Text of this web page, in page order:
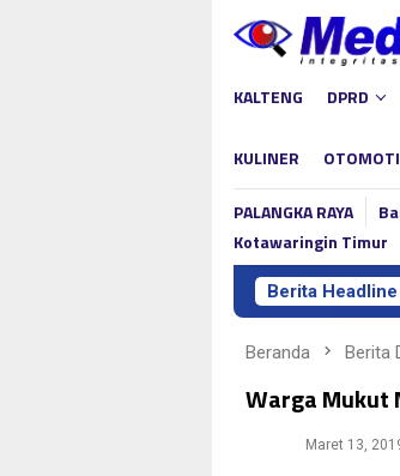
Loncat
KALTENG DPRD
KULINER
PALANGKA RAYA
Kotawaringin Timur
Berita Headline
Beranda Berita
Warga Mukut
Maret 13,